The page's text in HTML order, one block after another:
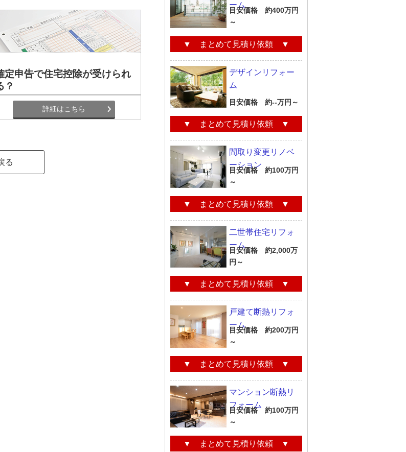
定申告で住宅控除が受けられ
？
詳細はこちら
る
ーム
目安価格 約400万円
～
▼ まとめて見積り依頼 ▼
デザインリフォー
ム
目安価格 約--万円～
▼ まとめて見積り依頼 ▼
間取り変更リノベ
ーション
目安価格 約100万円
～
▼ まとめて見積り依頼 ▼
二世帯住宅リフォ
ーム
目安価格 約2,000万
円～
▼ まとめて見積り依頼 ▼
戸建て断熱リフォ
ーム
目安価格 約200万円
～
▼ まとめて見積り依頼 ▼
マンション断熱リ
フォーム
目安価格 約100万円
～
▼ まとめて見積り依頼 ▼